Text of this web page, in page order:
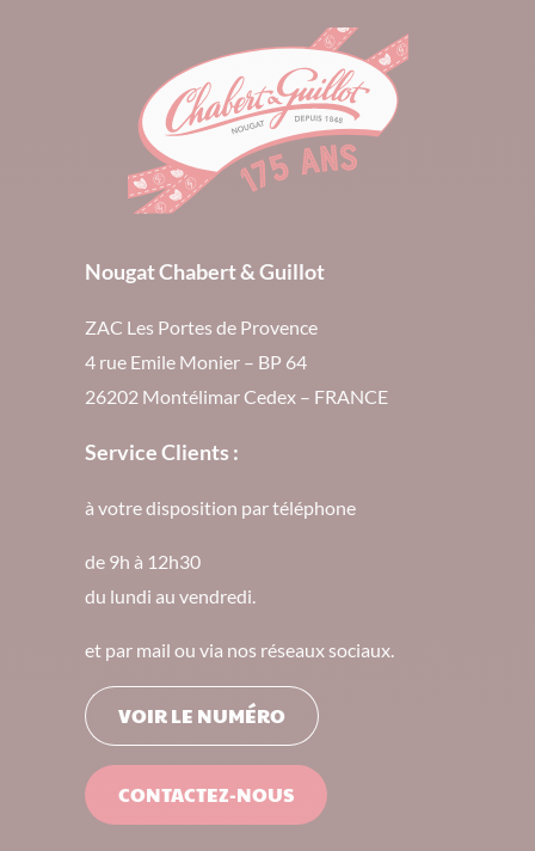
Nougat Chabert & Guillot
ZAC Les Portes de Provence
4 rue Emile Monier – BP 64
26202 Montélimar Cedex – FRANCE
Service Clients :
à votre disposition par téléphone
de 9h à 12h30
du lundi au vendredi.
et par mail ou via nos réseaux sociaux.
VOIR LE NUMÉRO
CONTACTEZ-NOUS